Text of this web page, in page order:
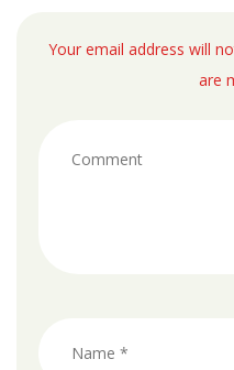
Your email address will
are